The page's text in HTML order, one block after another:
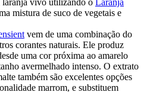
vivo utilizando o Laranja
mistura de suco de vegetais e
vem de uma combinação do
corantes naturais. Ele produz
uma cor próxima ao amarelo
avermelhado intenso. O extrato
também são excelentes opções
marrom, e substituem